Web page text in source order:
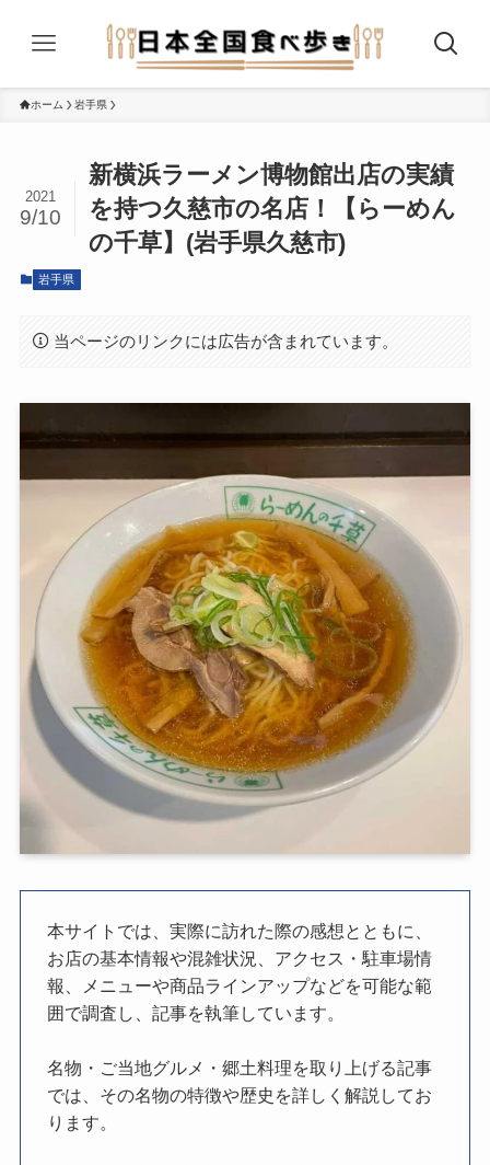
ホーム 岩手県
新横浜ラーメン博物館出店の実績
を持つ久慈市の名店！【らーめん
の千草】(岩手県久慈市)
2021
9/10
岩手県
当ページのリンクには広告が含まれています。
本サイトでは、実際に訪れた際の感想とともに、
お店の基本情報や混雑状況、アクセス・駐車場情
報、メニューや商品ラインアップなどを可能な範
囲で調査し、記事を執筆しています。
名物・ご当地グルメ・郷土料理を取り上げる記事
では、その名物の特徴や歴史を詳しく解説してお
ります。